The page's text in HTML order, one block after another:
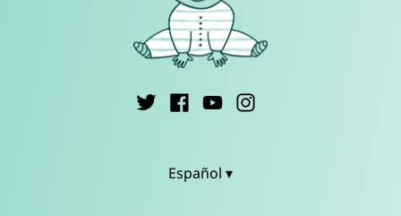
Español ▾